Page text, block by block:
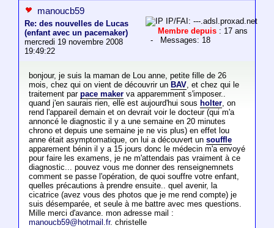
manoucb59
Re: des nouvelles de Lucas
(enfant avec un pacemaker)
mercredi 19 novembre 2008
19:49:22
IP/FAI: ---.adsl.proxad.net
Membre depuis : 17 ans
- Messages: 18
bonjour, je suis la maman de Lou anne, petite fille de 26
mois, chez qui on vient de découvrir un BAV, et chez qui le
traitement par pace makerva apparemment s'imposer..
quand j'en saurais rien, elle est aujourd'hui sous holter, on
rend l'appareil demain et on devrait voir le docteur (qui m'a
annoncé le diagnostic il y a une semaine en 20 minutes
chrono et depuis une semaine je ne vis plus) en effet lou
anne était asymptomatique, on lui a découvert un souffle
apparement bénin il y a 15 jours donc le médecin m'a envoyé
pour faire les examens, je ne m'attendais pas vraiment à ce
diagnostic... pouvez vous me donner des renseignemnets
comment se passe l'opération, de quoi souffre votre enfant,
quelles précautions à prendre ensuite.. quel avenir, la
cicatrice (avez vous des photos que je me rend compte) je
suis désemparée, et seule à me battre avec mes questions.
Mille merci d'avance. mon adresse mail :
manoucb59@hotmail.fr. christelle